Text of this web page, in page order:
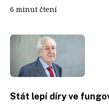
6 minut čtení
Stát lepí díry ve